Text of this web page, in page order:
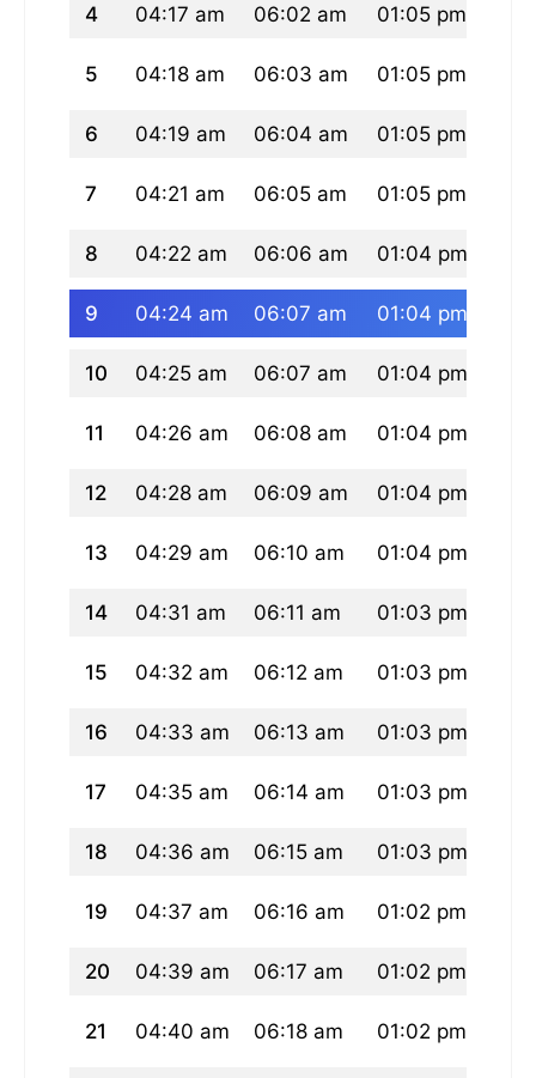
4 04:17 am 06:02 am 01:05 pm
5 04:18 am 06:03 am 01:05 pm
6 04:19 am 06:04 am 01:05 pm
7 04:21 am 06:05 am 01:05 pm
8 04:22 am 06:06 am 01:04 pm
9 04:24 am 06:07 am 01:04 pm
10 04:25 am 06:07 am 01:04 pm
11 04:26 am 06:08 am 01:04 pm
12 04:28 am 06:09 am 01:04 pm
13 04:29 am 06:10 am 01:04 pm
14 04:31 am 06:11 am 01:03 pm
15 04:32 am 06:12 am 01:03 pm
16 04:33 am 06:13 am 01:03 pm
17 04:35 am 06:14 am 01:03 pm
18 04:36 am 06:15 am 01:03 pm
19 04:37 am 06:16 am 01:02 pm
20 04:39 am 06:17 am 01:02 pm
21 04:40 am 06:18 am 01:02 pm